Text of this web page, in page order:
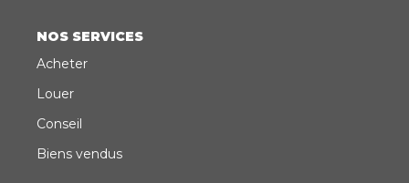
NOS SERVICES
Acheter
Louer
Conseil
Biens vendus